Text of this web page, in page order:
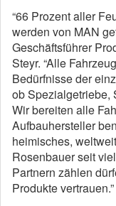
“66 Prozent aller
werden von MAN
Geschäftsführer
Steyr. “Alle
Bedürfnisse der
ob Spezialgetriebe,
Wir bereiten alle
Aufbauhersteller
heimisches,
Rosenbauer seit
Partnern zählen
Produkte vertrauen.”